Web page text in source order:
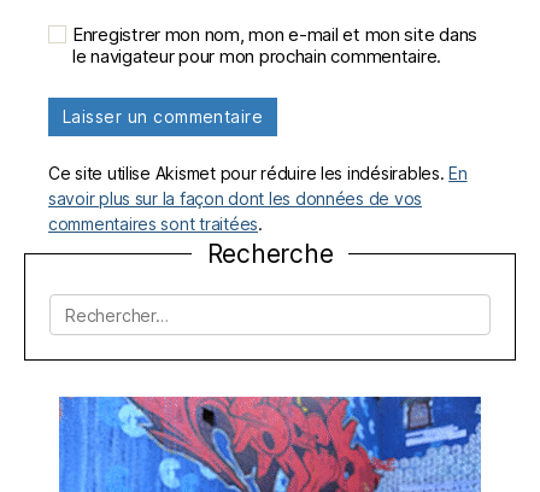
Enregistrer mon nom, mon e-mail et mon site dans
le navigateur pour mon prochain commentaire.
Ce site utilise Akismet pour réduire les indésirables.En
savoir plus sur la façon dont les données de vos
commentaires sont traitées.
Recherche
Rechercher :